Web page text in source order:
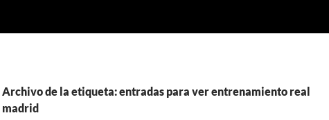
Archivo de la etiqueta: entradas para ver entrenamiento real
madrid